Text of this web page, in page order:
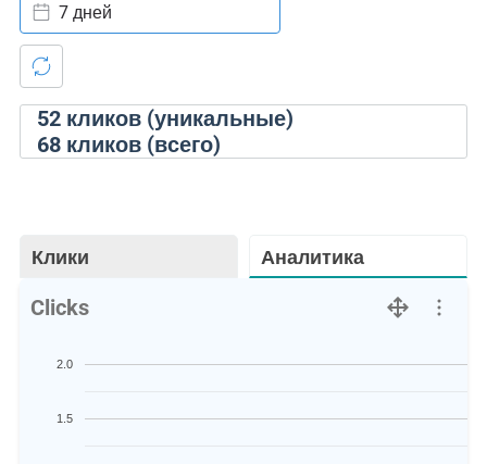
52кликов (уникальные)
68кликов (всего)
7 дней
Клики Аналитика
Clicks
1.5
2.0